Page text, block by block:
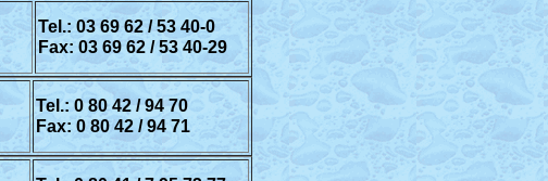
Tel.: 03 69 62 / 53 40-0
Fax: 03 69 62 / 53 40-29
Tel.: 0 80 42 / 94 70
Fax: 0 80 42 / 94 71